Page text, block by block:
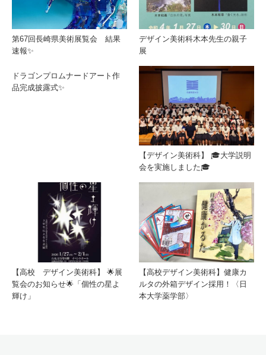
第67回長崎県美術展覧会 結果
速報✨
デザイン美術科木本先生の親子
展
ドラゴンプロムナードアート作
品完成披露式✨
【デザイン美術科】 🎓大学説明
会を実施しました🎓
【高校 デザイン美術科】 🌟展
覧会のお知らせ🌟「個性の星よ
輝け」
【高校デザイン美術科】健康カ
ルタの外箱デザイン採用！〈日
本大学薬学部〉